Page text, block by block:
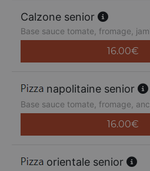
Calzone senior
Base sauce tomate, fromage,
16.00€
napolitaine senior
Base sauce tomate, fromage,
16.00€
orientale senior